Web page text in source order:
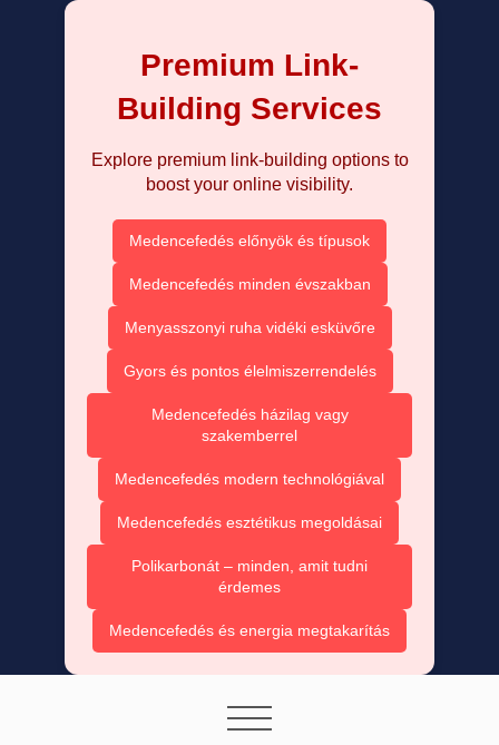
Premium Link-
Building Services
Explore premium link-building options to
boost your online visibility.
Medencefedés előnyök és típusok
Medencefedés minden évszakban
Menyasszonyi ruha vidéki esküvőre
Gyors és pontos élelmiszerrendelés
Medencefedés házilag vagy
szakemberrel
Medencefedés modern technológiával
Medencefedés esztétikus megoldásai
Polikarbonát – minden, amit tudni
érdemes
Medencefedés és energia megtakarítás